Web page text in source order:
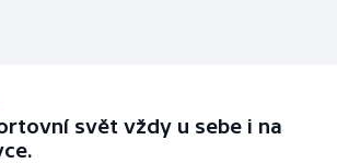
svět vždy u sebe i na